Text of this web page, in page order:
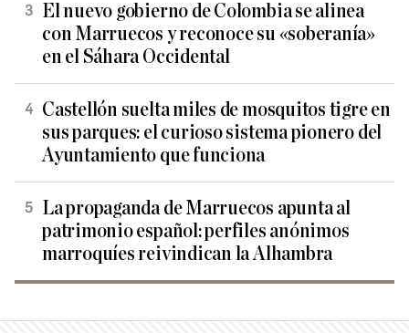
El nuevo gobierno de Colombia se alinea
con Marruecos y reconoce su «soberanía»
en el Sáhara Occidental
Castellón suelta miles de mosquitos tigre en
sus parques: el curioso sistema pionero del
Ayuntamiento que funciona
La propaganda de Marruecos apunta al
patrimonio español: perfiles anónimos
marroquíes reivindican la Alhambra